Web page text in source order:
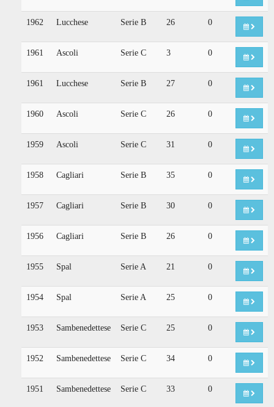
1962 Lucchese Serie B 26 0
1961 Ascoli Serie C 3 0
1961 Lucchese Serie B 27 0
1960 Ascoli Serie C 26 0
1959 Ascoli Serie C 31 0
1958 Cagliari Serie B 35 0
1957 Cagliari Serie B 30 0
1956 Cagliari Serie B 26 0
1955 Spal Serie A 21 0
1954 Spal Serie A 25 0
1953 Sambenedettese Serie C 25 0
1952 Sambenedettese Serie C 34 0
1951 Sambenedettese Serie C 33 0